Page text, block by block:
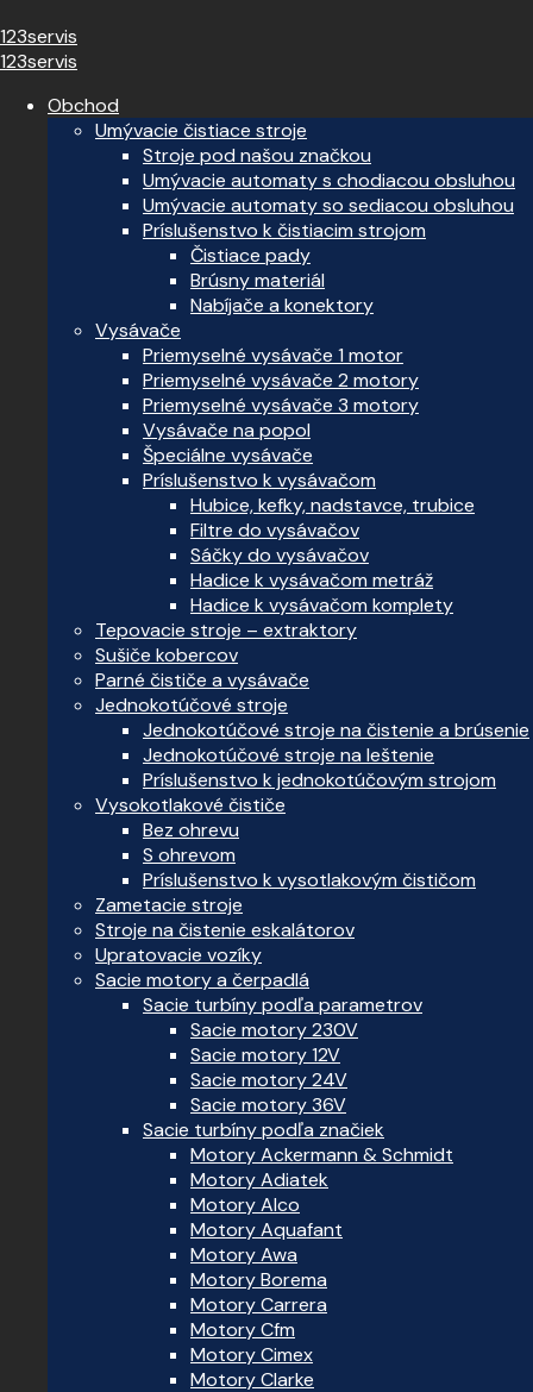
123servis
123servis
Obchod
Umývacie čistiace stroje
Stroje pod našou značkou
Umývacie automaty s chodiacou obsluhou
Umývacie automaty so sediacou obsluhou
Príslušenstvo k čistiacim strojom
Čistiace pady
Brúsny materiál
Nabíjače a konektory
Vysávače
Priemyselné vysávače 1 motor
Priemyselné vysávače 2 motory
Priemyselné vysávače 3 motory
Vysávače na popol
Špeciálne vysávače
Príslušenstvo k vysávačom
Hubice, kefky, nadstavce, trubice
Filtre do vysávačov
Sáčky do vysávačov
Hadice k vysávačom metráž
Hadice k vysávačom komplety
Tepovacie stroje – extraktory
Sušiče kobercov
Parné čističe a vysávače
Jednokotúčové stroje
Jednokotúčové stroje na čistenie a brúsenie
Jednokotúčové stroje na leštenie
Príslušenstvo k jednokotúčovým strojom
Vysokotlakové čističe
Bez ohrevu
S ohrevom
Príslušenstvo k vysotlakovým čističom
Zametacie stroje
Stroje na čistenie eskalátorov
Upratovacie vozíky
Sacie motory a čerpadlá
Sacie turbíny podľa parametrov
Sacie motory 230V
Sacie motory 12V
Sacie motory 24V
Sacie motory 36V
Sacie turbíny podľa značiek
Motory Ackermann & Schmidt
Motory Adiatek
Motory Alco
Motory Aquafant
Motory Awa
Motory Borema
Motory Carrera
Motory Cfm
Motory Cimex
Motory Clarke